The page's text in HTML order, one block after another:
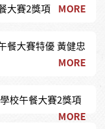
大賽2獎項 MORE
餐大賽特優 黃健忠
MORE
校午餐大賽2獎項
MORE